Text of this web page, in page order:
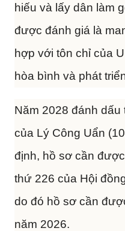
hiếu và lấy dân làm
được đánh giá là
hợp với tôn chỉ của
hòa bình và phát
Năm 2028 đánh dấu
của Lý Công Uẩn
định, hồ sơ cần
thứ 226 của Hội
do đó hồ sơ cần
năm 2026.